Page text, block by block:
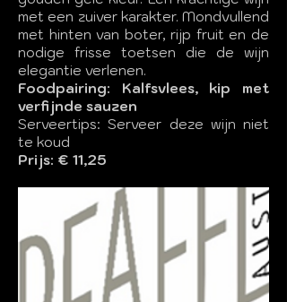
met een zuiver karakter. Mondvullend
met hinten van boter, rijp fruit en de
nodige frisse toetsen die de wijn
elegantie verlenen.
Foodpairing: Kalfsvlees, kip met
verfijnde sauzen
Serveertips: Serveer deze wijn niet
te koud
Prijs: € 11,25